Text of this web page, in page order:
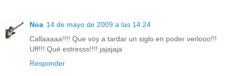
Noa 14 de mayo de 2009 a las 14:24
Callaaaaa!!!! Que voy a tardar un siglo en poder verlooo!!!
Uff!!! Qué estresss!!!! jajajaja
Responder